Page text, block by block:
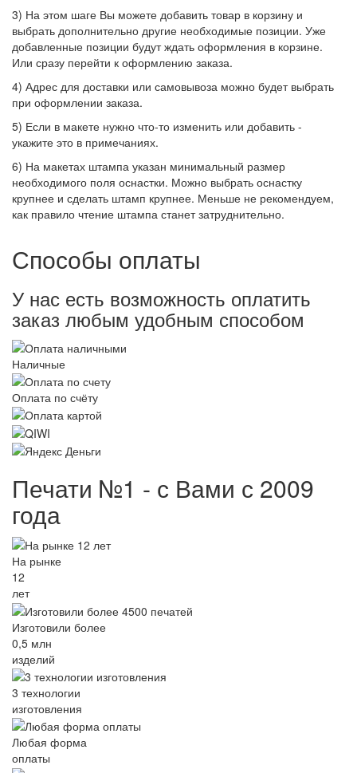
3) На этом шаге Вы можете добавить товар в корзину и
выбрать дополнительно другие необходимые позиции. Уже
добавленные позиции будут ждать оформления в корзине.
Или сразу перейти к оформлению заказа.
4) Адрес для доставки или самовывоза можно будет выбрать
при оформлении заказа.
5) Если в макете нужно что-то изменить или добавить -
укажите это в примечаниях.
6) На макетах штампа указан минимальный размер
необходимого поля оснастки. Можно выбрать оснастку
крупнее и сделать штамп крупнее. Меньше не рекомендуем,
как правило чтение штампа станет затруднительно.
Способы оплаты
У нас есть возможность оплатить
заказ любым удобным способом
Наличные
Оплата по счёту
Печати №1 - с Вами с 2009
года
На рынке
12
лет
Изготовили более
0,5 млн
изделий
3 технологии
изготовления
Любая форма
оплаты